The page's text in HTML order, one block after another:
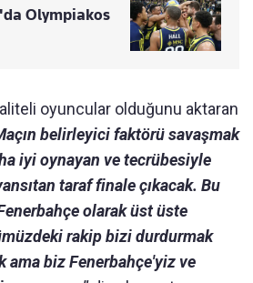
Olympiakos
oyuncular olduğunu aktaran
belirleyici faktörü savaşmak
iyi oynayan ve tecrübesiyle
taraf finale çıkacak. Bu
olarak üst üste
rakip bizi durdurmak
ama biz Fenerbahçe'yiz ve